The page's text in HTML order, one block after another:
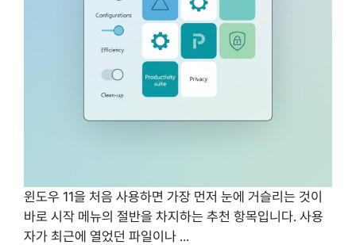
윈도우 11을 처음 사용하면 가장 먼저 눈에 거슬리는 것이
바로 시작 메뉴의 절반을 차지하는 추천 항목입니다. 사용
자가 최근에 열었던 파일이나 ...